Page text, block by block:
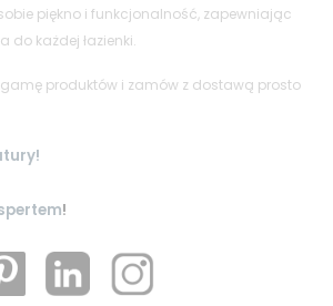
piękno i funkcjonalność, zapewniając
do każdej łazienki.
produktów i zamów z dostawą prosto
!